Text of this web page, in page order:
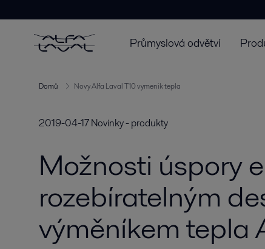
Průmyslová odvětví
Domů Novy Alfa Laval T10 vymenik tepla
2019-04-17Novinky - produkty
Možnosti úspory
rozebíratelným
výměníkem tepla